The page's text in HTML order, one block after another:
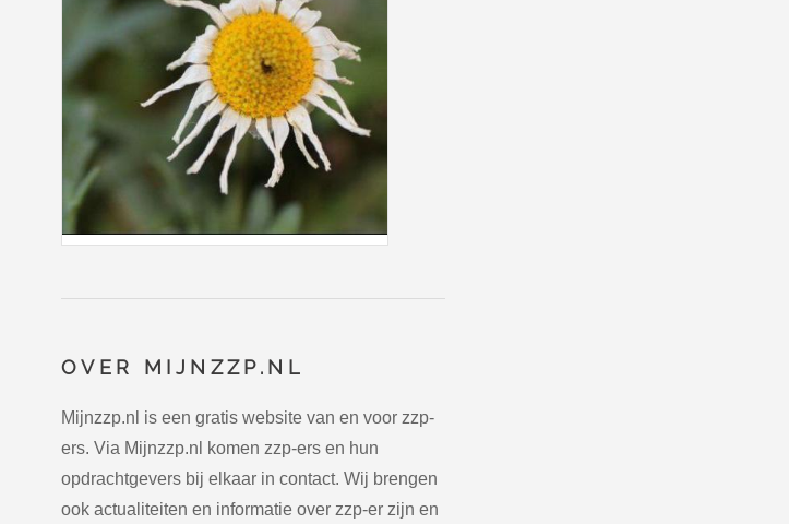
OVER MIJNZZP.NL
Mijnzzp.nl is een gratis website van en voor zzp-
ers. Via Mijnzzp.nl komen zzp-ers en hun
opdrachtgevers bij elkaar in contact. Wij brengen
ook actualiteiten en informatie over zzp-er zijn en